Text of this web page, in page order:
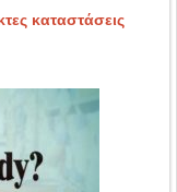
καταστάσεις